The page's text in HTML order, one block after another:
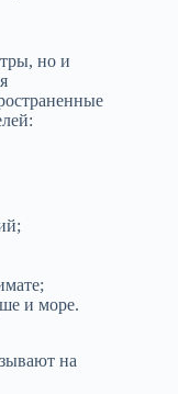
но и
и море.
на